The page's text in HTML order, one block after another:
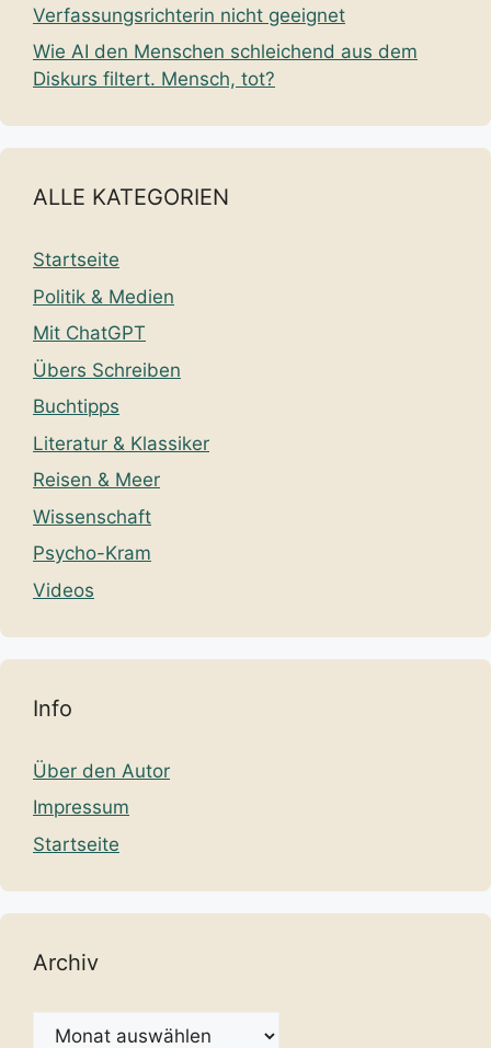
Verfassungsrichterin nicht geeignet
Wie AI den Menschen schleichend aus dem
Diskurs filtert. Mensch, tot?
ALLE KATEGORIEN
Startseite
Politik & Medien
Mit ChatGPT
Übers Schreiben
Buchtipps
Literatur & Klassiker
Reisen & Meer
Wissenschaft
Psycho-Kram
Videos
Info
Über den Autor
Impressum
Startseite
Archiv
Archiv